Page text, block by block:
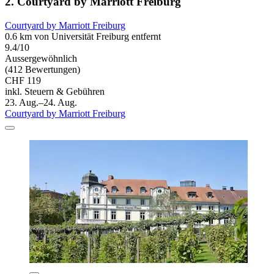
Courtyard by Marriott Freiburg
0.6 km von Universität Freiburg entfernt
9.4/10
Aussergewöhnlich
(412 Bewertungen)
CHF 119
inkl. Steuern & Gebühren
23. Aug.–24. Aug.
Courtyard by Marriott Freiburg